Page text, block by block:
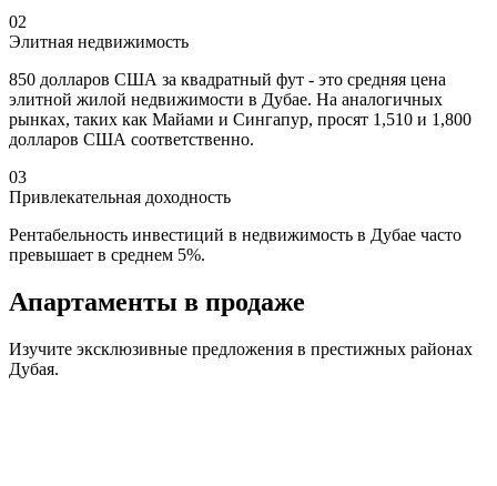
02
Элитная недвижимость
850 долларов США за квадратный фут - это средняя цена
элитной жилой недвижимости в Дубае. На аналогичных
рынках, таких как Майами и Сингапур, просят 1,510 и 1,800
долларов США соответственно.
03
Привлекательная доходность
Рентабельность инвестиций в недвижимость в Дубае часто
превышает в среднем 5%.
Апартаменты в продаже
Изучите эксклюзивные предложения в престижных районах
Дубая.